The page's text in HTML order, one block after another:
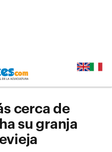
cerca de
su granja